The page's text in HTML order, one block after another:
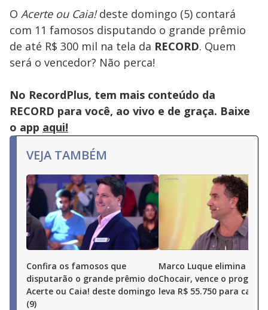
O Acerte ou Caia!deste domingo (5) contará
com 11 famosos disputando o grande prêmio
de até R$ 300 mil na tela da RECORD. Quem
será o vencedor? Não perca!
No RecordPlus, tem mais conteúdo da
RECORD para você, ao vivo e de graça. Baixe
o app aqui!
VEJA TAMBÉM
Confira os famosos que
disputarão o grande prêmio do
Acerte ou Caia! deste domingo
(9)
Marco Luque elimina
Chocair, vence o
leva R$ 55.750 para casa